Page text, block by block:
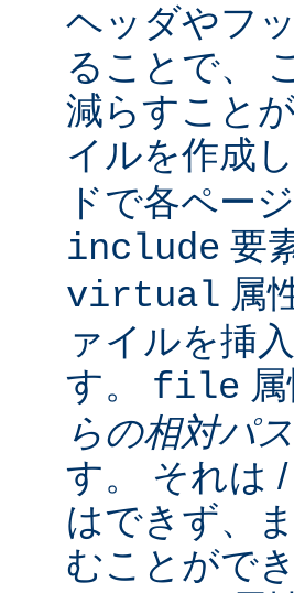
ヘッダやフ
ることで、
減らすこと
イルを作成
ドで各ペー
include 要
virtual 属
ァイルを挿
す。 file
らの相対パ
す。 それは
はできず、
むことがで